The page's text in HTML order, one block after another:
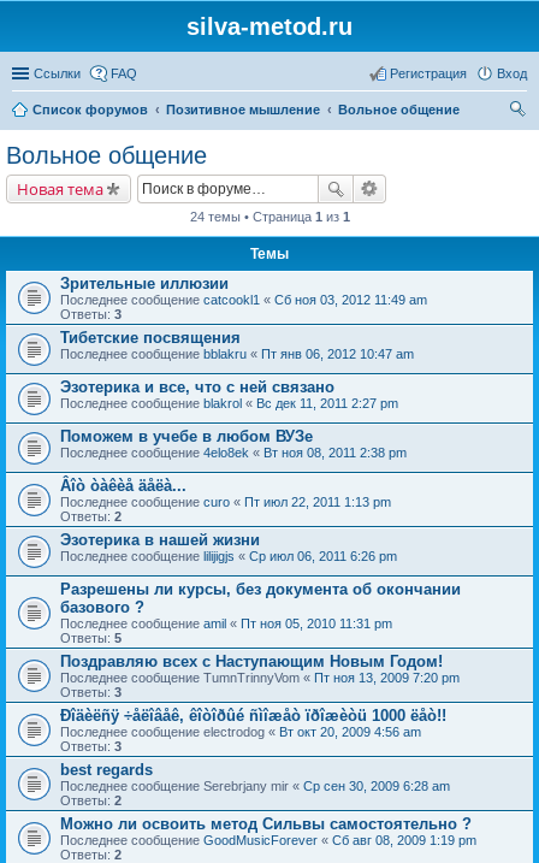
silva-metod.ru
Ссылки FAQ Вход
Регистрация
Список форумов Позитивное мышление
Вольное общение
Вольное общение
Новая тема
24 темы • Страница 1 из 1
Темы
Зрительные иллюзии
Последнее сообщение catcookl1 « Сб ноя 03, 2012 11:49 am
Ответы: 3
Тибетские посвящения
Последнее сообщение bblakru « Пт янв 06, 2012 10:47 am
Эзотерика и все, что с ней связано
Последнее сообщение blakrol « Вс дек 11, 2011 2:27 pm
Поможем в учебе в любом ВУЗе
Последнее сообщение 4elo8ek « Вт ноя 08, 2011 2:38 pm
Âîò òàêèå äåëà...
Последнее сообщение curo « Пт июл 22, 2011 1:13 pm
Ответы: 2
Эзотерика в нашей жизни
Последнее сообщение lilijigjs « Ср июл 06, 2011 6:26 pm
Разрешены ли курсы, без документа об окончании
базового ?
Последнее сообщение amil « Пт ноя 05, 2010 11:31 pm
Ответы: 5
Поздравляю всех с Наступающим Новым Годом!
Последнее сообщение TumnTrinnyVom « Пт ноя 13, 2009 7:20 pm
Ответы: 3
Ðîäèëñÿ ÷åëîâåê, êîòîðûé ñìîæåò ïðîæèòü 1000 ëåò!!
Последнее сообщение electrodog « Вт окт 20, 2009 4:56 am
Ответы: 3
best regards
Последнее сообщение Serebrjany mir « Ср сен 30, 2009 6:28 am
Ответы: 2
Можно ли освоить метод Сильвы самостоятельно ?
Последнее сообщение GoodMusicForever « Сб авг 08, 2009 1:19 pm
Ответы: 2